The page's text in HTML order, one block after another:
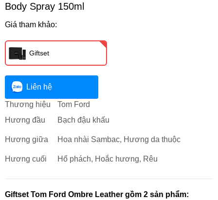
Body Spray 150ml
Giá tham khảo:
Giftset
Liên hệ
Thương hiệu
Tom Ford
Hương đầu
Bạch đậu khấu
Hương giữa Hoa nhài Sambac, Hương da thuộc
Hương cuối Hổ phách, Hoắc hương, Rêu
Giftset Tom Ford Ombre Leather gồm 2 sản phẩm: